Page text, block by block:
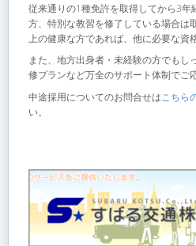
従来通りの1種免許を取得してから3
方、特別な教習を修了している場合は
上の健康な方であれば、他に必要な資
また、地方出身者・未経験の方でもし
修プランなど万全のサポート体制でご
中途採用についてのお問合せはこちら
い。